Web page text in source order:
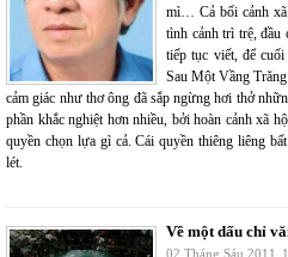
mì… Cả bối cảnh xã
tình cảnh trì trệ, đầu
tiếp tục viết, để
Sau Một Vầng
cảm giác như thơ ông đã sắp ngừng hơi thở
phần khắc nghiệt hơn nhiều, bởi hoàn cảnh xã
quyền chọn lựa gì cả. Cái quyền thiêng liêng
lét.
Về một dấu chỉ
02 Tháng Sáu 2011